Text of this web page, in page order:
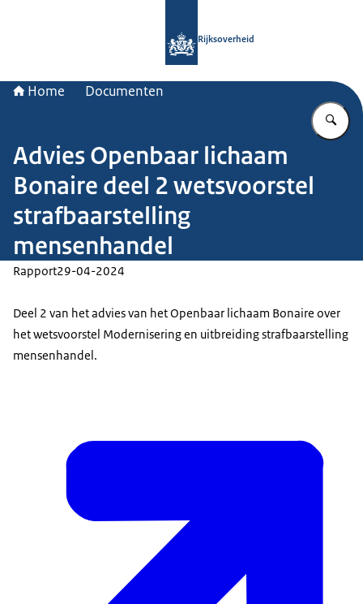
Rijksoverheid
Home Documenten
Advies Openbaar lichaam
Bonaire deel 2 wetsvoorstel
strafbaarstelling
mensenhandel
Rapport29-04-2024
Deel 2 van het advies van het Openbaar lichaam Bonaire over
het wetsvoorstel Modernisering en uitbreiding strafbaarstelling
mensenhandel.